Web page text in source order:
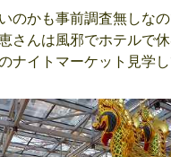
のかも事前調査無しな
んは風邪でホテルで
ナイトマーケット見学